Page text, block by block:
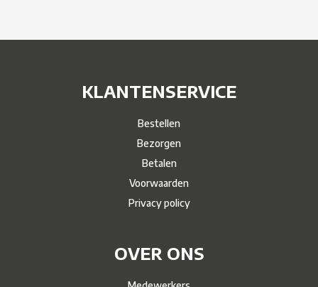
KLANTENSERVICE
Bestellen
Bezorgen
Betalen
Voorwaarden
Privacy policy
OVER ONS